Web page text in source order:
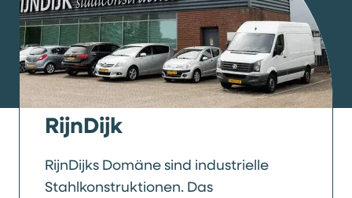
RijnDijk
RijnDijks Domäne sind industrielle
Stahlkonstruktionen. Das